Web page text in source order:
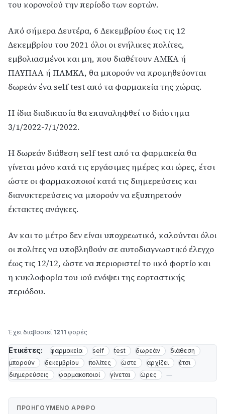
του κορονοϊού την περίοδο των εορτών.
Aπό σήμερα Δευτέρα, 6 Δεκεμβρίου έως τις 12
Δεκεμβρίου του 2021 όλοι οι ενήλικες πολίτες,
εμβολιασμένοι και μη, που διαθέτουν ΑΜΚΑ ή
ΠΑΥΠΑΑ ή ΠΑΜΚΑ, θα μπορούν να προμηθεύονται
δωρεάν ένα self test από τα φαρμακεία της χώρας.
Η ίδια διαδικασία θα επαναληφθεί το διάστημα
3/1/2022-7/1/2022.
Η δωρεάν διάθεση self test από τα φαρμακεία θα
γίνεται μόνο κατά τις εργάσιμες ημέρες και ώρες, έτσι
ώστε οι φαρμακοποιοί κατά τις διημερεύσεις και
διανυκτερεύσεις να μπορούν να εξυπηρετούν
έκτακτες ανάγκες.
Αν και το μέτρο δεν είναι υποχρεωτικό, καλούνται όλοι
οι πολίτες να υποβληθούν σε αυτοδιαγνωστικό έλεγχο
έως τις 12/12, ώστε να περιοριστεί το ιικό φορτίο και
η κυκλοφορία του ιού ενόψει της εορταστικής
περιόδου.
Έχει διαβαστεί 1211 φορές
Ετικέτες: φαρμακεία self test δωρεάν
διάθεση
μπορούν
δεκεμβρίου πολίτες ώστε αρχίζει
έτσι
διημερεύσεις
φαρμακοποιοί γίνεται ώρες
ΠΡΟΗΓΟΎΜΕΝΟ ΆΡΘΡΟ